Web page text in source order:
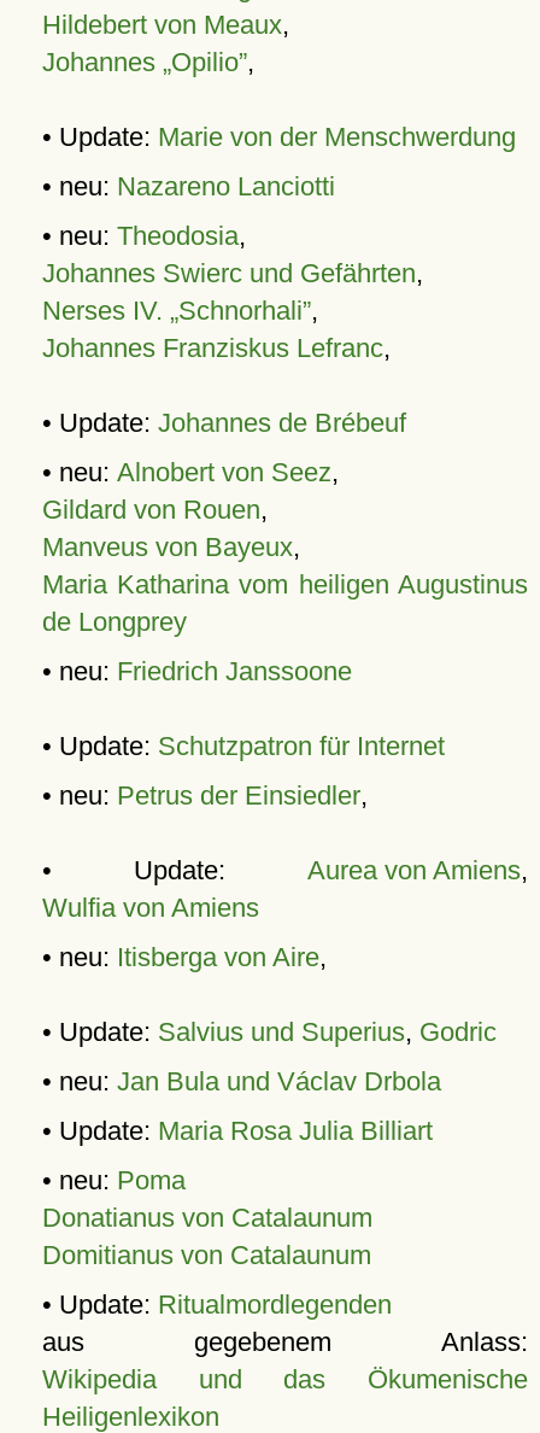
Hildebert von Meaux,
Johannes „Opilio”,
• Update: Marie von der Menschwerdung
• neu: Nazareno Lanciotti
• neu: Theodosia,
Johannes Swierc und Gefährten,
Nerses IV. „Schnorhali”,
Johannes Franziskus Lefranc,
• Update: Johannes de Brébeuf
• neu: Alnobert von Seez,
Gildard von Rouen,
Manveus von Bayeux,
Maria Katharina vom heiligen Augustinus
de Longprey
• neu: Friedrich Janssoone
• Update: Schutzpatron für Internet
• neu: Petrus der Einsiedler,
• Update: Aurea von Amiens,
Wulfia von Amiens
• neu: Itisberga von Aire,
• Update: Salvius und Superius, Godric
• neu: Jan Bula und Václav Drbola
• Update: Maria Rosa Julia Billiart
• neu: Poma
Donatianus von Catalaunum
Domitianus von Catalaunum
• Update: Ritualmordlegenden
aus gegebenem Anlass:
Wikipedia und das Ökumenische
Heiligenlexikon